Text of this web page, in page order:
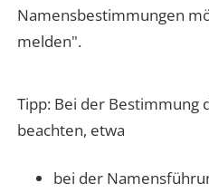
Namensbestimmungen
melden".
Tipp: Bei der Bestimmung
beachten, etwa
bei der